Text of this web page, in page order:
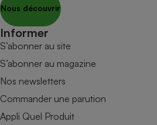
Nous découvrir
Informer
S’abonner au site
S’abonner au magazine
Nos newsletters
Commander une parution
Appli Quel Produit